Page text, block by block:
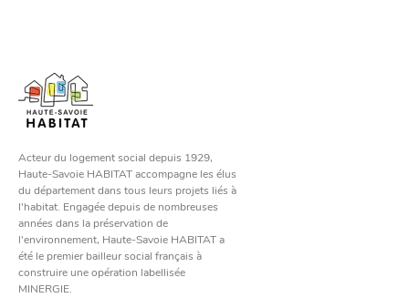
Acteur du logement social depuis 1929,
Haute-Savoie HABITAT accompagne les élus
du département dans tous leurs projets liés à
l'habitat. Engagée depuis de nombreuses
années dans la préservation de
l'environnement, Haute-Savoie HABITAT a
été le premier bailleur social français à
construire une opération labellisée
MINERGIE.